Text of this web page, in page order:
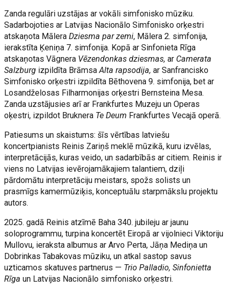
Zanda regulāri uzstājas ar vokāli simfonisko mūziku.
Sadarbojoties ar Latvijas Nacionālo Simfonisko orķestri
atskaņota Mālera Dziesma par zemi, Mālera 2. simfonija,
ierakstīta Ķeniņa 7. simfonija. Kopā ar Sinfonieta Rīga
atskaņotas Vāgnera Vēzendonkas dziesmas, ar Camerata
Salzburg izpildīta BrāmsaAlta rapsodija, ar Sanfrancisko
Simfonisko orķestri izpildīta Bēthovena 9. simfonija, bet ar
Losandželosas Filharmonijas orķestri Bernsteina Mesa.
Zanda uzstājusies arī ar Frankfurtes Muzeju un Operas
oķestri, izpildot Bruknera Te Deum Frankfurtes Vecajā operā.
Patiesums un skaistums: šīs vērtības latviešu
koncertpianists Reinis Zariņš meklē mūzikā, kuru izvēlas,
interpretācijās, kuras veido, un sadarbībās ar citiem. Reinis ir
viens no Latvijas ievērojamākajiem talantiem, dziļi
pārdomātu interpretāciju meistars, spožs solists un
prasmīgs kamermūziķis, konceptuālu starpmākslu projektu
autors.
2025. gadā Reinis atzīmē Baha 340. jubileju ar jaunu
soloprogrammu, turpina koncertēt Eiropā ar vijolnieci Viktoriju
Mullovu, ieraksta albumus ar Arvo Perta, Jāņa Mediņa un
Dobrinkas Tabakovas mūziku, un atkal sastop savus
uzticamos skatuves partnerus — Trio Palladio, Sinfonietta
Rīga un Latvijas Nacionālo simfonisko orķestri.